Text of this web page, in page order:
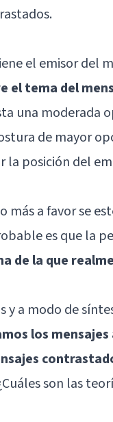
el emisor del
el tema del
una moderada
de mayor
posición del
a favor se
es que la
de la que
y a modo de
los
son las